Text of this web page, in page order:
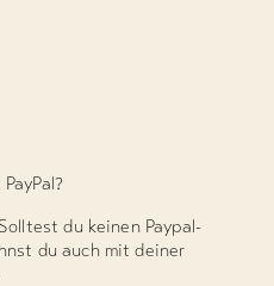
du keinen Paypal-
du auch mit deiner